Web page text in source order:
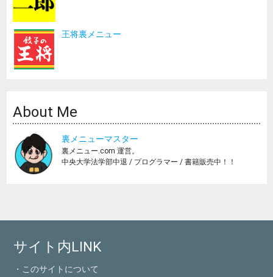
王将裏メニュー
About Me
裏メニューマスター
裏メニュー.com 運営。
中央大学法学部中退 / プログラマー / 書籍販売中！！
サイト内LINK
・このサイトについて